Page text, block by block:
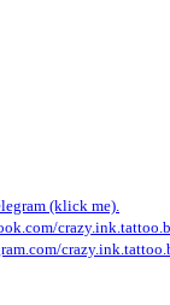
(klick me).